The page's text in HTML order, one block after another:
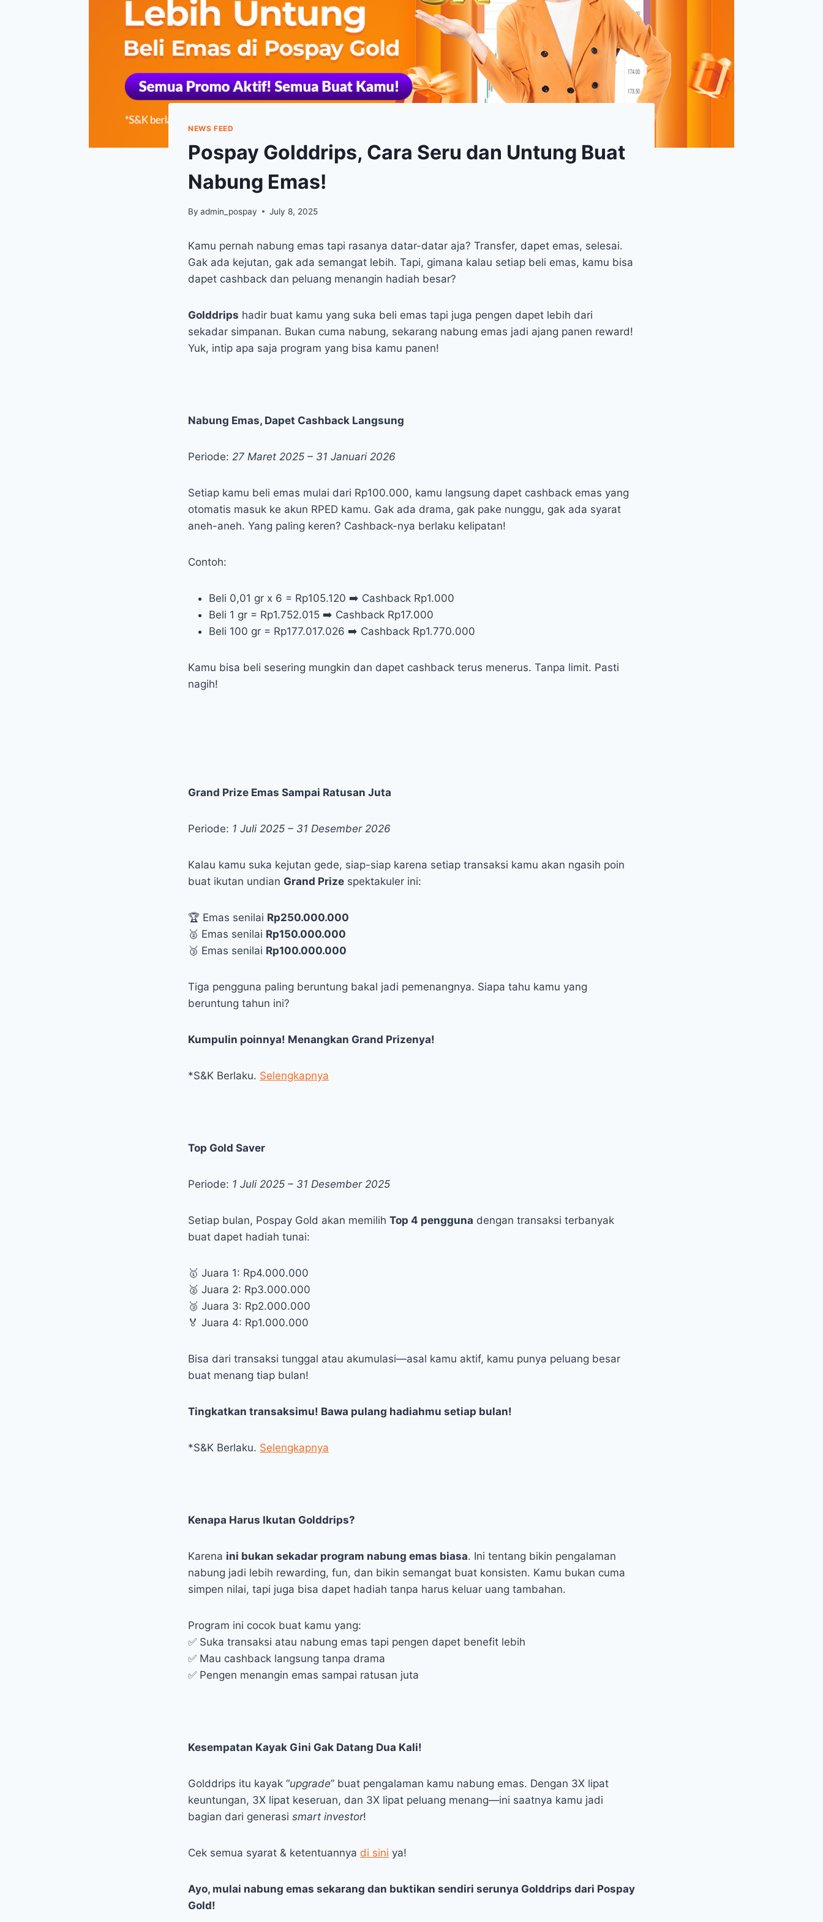
NEWS FEED
Pospay Golddrips, Cara Seru dan Untung Buat
Nabung Emas!
By admin_pospay July 8, 2025
Kamu pernah nabung emas tapi rasanya datar-datar aja? Transfer, dapet emas, selesai.
Gak ada kejutan, gak ada semangat lebih. Tapi, gimana kalau setiap beli emas, kamu bisa
dapet cashback dan peluang menangin hadiah besar?
Golddrips hadir buat kamu yang suka beli emas tapi juga pengen dapet lebih dari
sekadar simpanan. Bukan cuma nabung, sekarang nabung emas jadi ajang panen reward!
Yuk, intip apa saja program yang bisa kamu panen!
Nabung Emas, Dapet Cashback Langsung
Periode: 27 Maret 2025 – 31 Januari 2026
Setiap kamu beli emas mulai dari Rp100.000, kamu langsung dapet cashback emas yang
otomatis masuk ke akun RPED kamu. Gak ada drama, gak pake nunggu, gak ada syarat
aneh-aneh. Yang paling keren? Cashback-nya berlaku kelipatan!
Contoh:
Beli 0,01 gr x 6 = Rp105.120 ➡️ Cashback Rp1.000
Beli 1 gr = Rp1.752.015 ➡️ Cashback Rp17.000
Beli 100 gr = Rp177.017.026 ➡️ Cashback Rp1.770.000
Kamu bisa beli sesering mungkin dan dapet cashback terus menerus. Tanpa limit. Pasti
nagih!
Grand Prize Emas Sampai Ratusan Juta
Periode: 1 Juli 2025 – 31 Desember 2026
Kalau kamu suka kejutan gede, siap-siap karena setiap transaksi kamu akan ngasih poin
buat ikutan undian Grand Prize spektakuler ini:
🏆 Emas senilai Rp250.000.000
🥈 Emas senilai Rp150.000.000
🥉 Emas senilai Rp100.000.000
Tiga pengguna paling beruntung bakal jadi pemenangnya. Siapa tahu kamu yang
beruntung tahun ini?
Kumpulin poinnya! Menangkan Grand Prizenya!
*S&K Berlaku. Selengkapnya
Top Gold Saver
Periode: 1 Juli 2025 – 31 Desember 2025
Setiap bulan, Pospay Gold akan memilih Top 4 pengguna dengan transaksi terbanyak
buat dapet hadiah tunai:
🥇 Juara 1: Rp4.000.000
🥈 Juara 2: Rp3.000.000
🥉 Juara 3: Rp2.000.000
🏅 Juara 4: Rp1.000.000
Bisa dari transaksi tunggal atau akumulasi—asal kamu aktif, kamu punya peluang besar
buat menang tiap bulan!
Tingkatkan transaksimu! Bawa pulang hadiahmu setiap bulan!
*S&K Berlaku. Selengkapnya
Kenapa Harus Ikutan Golddrips?
Karena ini bukan sekadar program nabung emas biasa. Ini tentang bikin pengalaman
nabung jadi lebih rewarding, fun, dan bikin semangat buat konsisten. Kamu bukan cuma
simpen nilai, tapi juga bisa dapet hadiah tanpa harus keluar uang tambahan.
Program ini cocok buat kamu yang:
✅ Suka transaksi atau nabung emas tapi pengen dapet benefit lebih
✅ Mau cashback langsung tanpa drama
✅ Pengen menangin emas sampai ratusan juta
Kesempatan Kayak Gini Gak Datang Dua Kali!
Golddrips itu kayak “upgrade” buat pengalaman kamu nabung emas. Dengan 3X lipat
keuntungan, 3X lipat keseruan, dan 3X lipat peluang menang—ini saatnya kamu jadi
bagian dari generasi smart investor!
Cek semua syarat & ketentuannya di sini ya!
Ayo, mulai nabung emas sekarang dan buktikan sendiri serunya Golddrips dari Pospay
Gold!